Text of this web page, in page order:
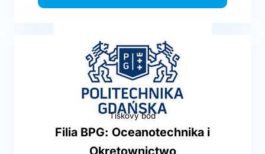
Tiskový bod
Filia BPG: Oceanotechnika i